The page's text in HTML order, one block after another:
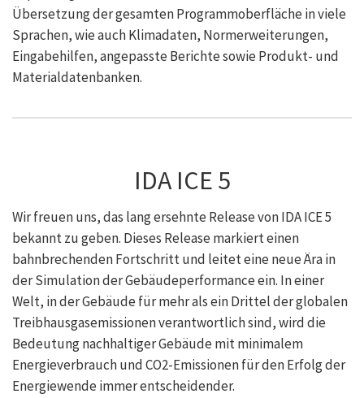
Übersetzung der gesamten Programmoberfläche in viele
Sprachen, wie auch Klimadaten, Normerweiterungen,
Eingabehilfen, angepasste Berichte sowie Produkt- und
Materialdatenbanken.
IDA ICE 5
Wir freuen uns, das lang ersehnte Release von IDA ICE 5
bekannt zu geben. Dieses Release markiert einen
bahnbrechenden Fortschritt und leitet eine neue Ära in
der Simulation der Gebäudeperformance ein. In einer
Welt, in der Gebäude für mehr als ein Drittel der globalen
Treibhausgasemissionen verantwortlich sind, wird die
Bedeutung nachhaltiger Gebäude mit minimalem
Energieverbrauch und CO2-Emissionen für den Erfolg der
Energiewende immer entscheidender.